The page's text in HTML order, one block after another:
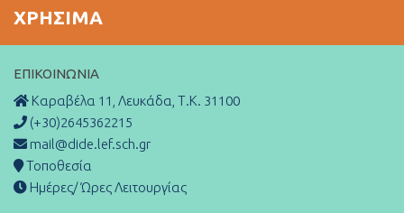
ΧΡΉΣΙΜΑ
ΕΠΙΚΟΙΝΩΝΊΑ
Καραβέλα 11, Λευκάδα, Τ.Κ. 31100
(+30)2645362215
mail@dide.lef.sch.gr
Τοποθεσία
Ημέρες/ Ώρες Λειτουργίας